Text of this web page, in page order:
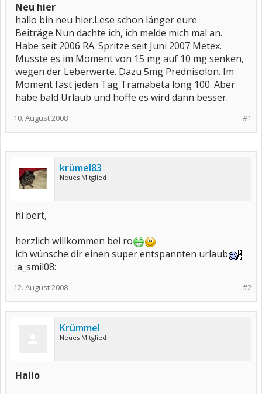
Neu hier
hallo bin neu hier.Lese schon länger eure
Beiträge.Nun dachte ich, ich melde mich mal an.
Habe seit 2006 RA. Spritze seit Juni 2007 Metex.
Musste es im Moment von 15 mg auf 10 mg senken,
wegen der Leberwerte. Dazu 5mg Prednisolon. Im
Moment fast jeden Tag Tramabeta long 100. Aber
habe bald Urlaub und hoffe es wird dann besser.
#1
10. August 2008
krümel83
Neues Mitglied
hi bert,
herzlich willkommen bei ro
ich wünsche dir einen super entspannten urlaub
:a_smil08:
#2
12. August 2008
Krümmel
Neues Mitglied
Hallo